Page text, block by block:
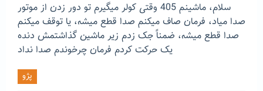
سلام، ماشینم 405 وقتی کولر میگیرم تو دور زدن از موتور
صدا میاد، فرمان صاف میکنم صدا قطع میشه، یا توقف میکنم
صدا قطع میشه، ضمناً جک زدم زیر ماشین گذاشتمش دنده
یک حرکت کردم فرمان چرخوندم صدا نداد
پژو